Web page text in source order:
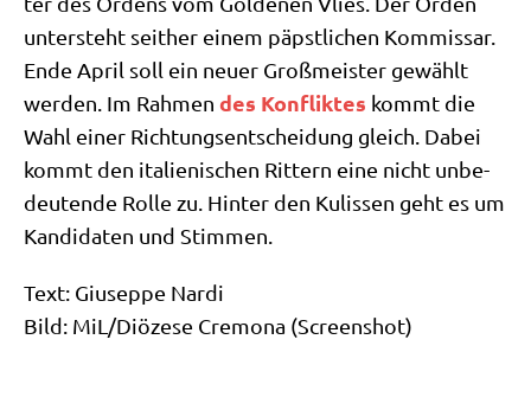
unter­steht seit­her einem päpst­li­chen Kom­mis­sar.
Ende April soll ein neu­er Groß­mei­ster gewählt
wer­den. Im Rah­men des Kon­flik­tes kommt die
Wahl einer Rich­tungs­ent­schei­dung gleich. Dabei
kommt den ita­lie­ni­schen Rit­tern eine nicht unbe­
deu­ten­de Rol­le zu. Hin­ter den Kulis­sen geht es um
Kan­di­da­ten und Stimmen.
Text: Giu­sep­pe Nardi
Bild: MiL/​Diözese Cre­mo­na (Screen­shot)